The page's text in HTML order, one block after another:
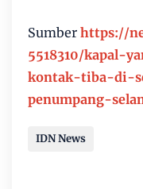
Sumber https://
5518310/kapal-
kontak-tiba-di-
penumpang-
IDN News